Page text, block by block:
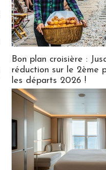
Bon plan croisière :
réduction sur le 2ème
les départs 2026 !